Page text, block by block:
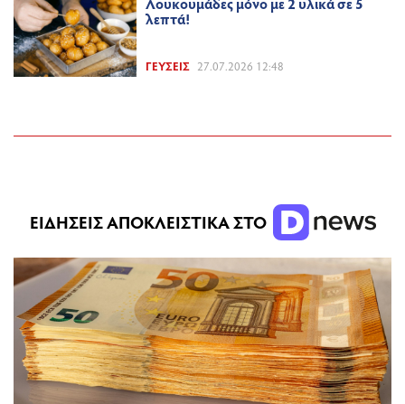
λεπτά!
ΓΕΎΣΕΙΣ 27.07.2026 12:48
ΕΙΔΗΣΕΙΣ ΑΠΟΚΛΕΙΣΤΙΚΑ ΣΤΟ